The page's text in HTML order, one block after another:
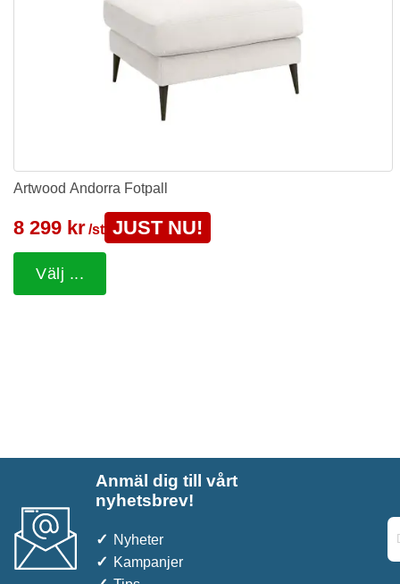
Artwood Andorra Fotpall
8 299 kr/st JUST NU!
Välj ...
Anmäl dig till vårt
nyhetsbrev!
Nyheter
Kampanjer